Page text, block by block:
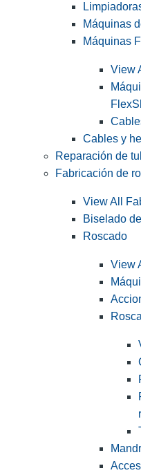
Máquinas
Máquinas
View
Cables y
Reparación de
Fabricación de
View All
Biselado
Roscado
View